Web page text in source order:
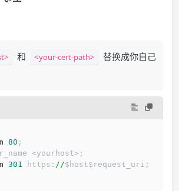
和 <your-cert-path>
替换成你自己
80 ;
<yourhost>;
301 https: //$host$request_uri;